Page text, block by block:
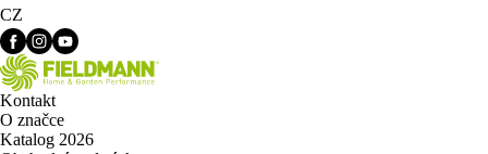
CZ
Kontakt
O značce
Katalog 2026